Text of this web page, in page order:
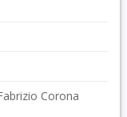
Corona